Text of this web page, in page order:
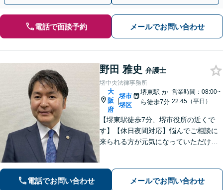
電話で面談予約 メールでお問い合わせ
野田 雅史 弁護士
堺中央法律事務所
大
阪
府
|
堺市
堺区
堺東駅か
ら徒歩7分
営業時間：08:00~
22:45（平日）
【堺東駅徒歩7分、堺市役所の近くで
す】【休日夜間対応】悩んでご相談に
来られる方が元気になっていただける
ください。分野によっては、初回30分
間の無料相談を実施しております。
電話でお問い合わせ メールでお問い合わせ